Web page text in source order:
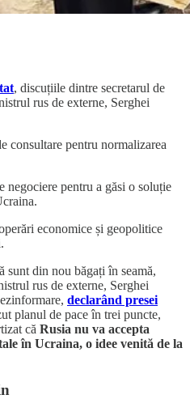
, discuțiile dintre secretarul de
rus de externe, Serghei
consultare pentru normalizarea
negociere pentru a găsi o soluție
economice și geopolitice
sunt din nou băgați în seamă,
rus de externe, Serghei
declarând presei
planul de pace în trei puncte,
că Rusia nu va accepta
în Ucraina, o idee venită de la